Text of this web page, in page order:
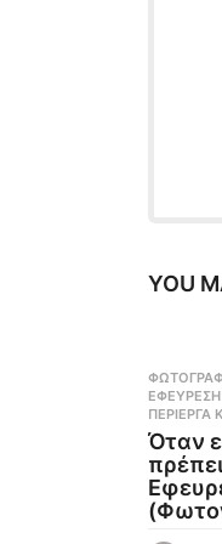
YOU
ΕΦΕΎΡΕΣΗ
ΠΕΡΊΕΡΓΑ
Όταν